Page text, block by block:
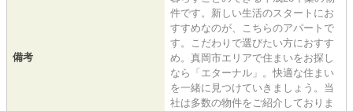
備考
件です。新しい生活のスタートにお
すすめなのが、こちらのアパートで
す。こだわりで選びたい方におすす
め。真岡市エリアで住まいをお探し
なら「エターナル」。快適な住まい
を一緒に見つけていきましょう。当
社は多数の物件をご紹介しておりま